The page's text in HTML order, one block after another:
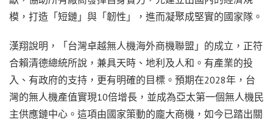
模，打造「短鏈」與「韌性」，進而凝聚成堅實的國家隊。
漢翔說明，「台灣卓越無人機海外商機聯盟」的成立，正符
合賴清德總統所說，兼具天時、地利及人和。有產業的投
入、有政府的支持，更有明確的目標。預期在2028年，台
灣的無人機產值實現10倍增長，並成為亞太第一個無人機民
主供應鏈中心。這項由國家策動的龐大商機，如今已踏出關